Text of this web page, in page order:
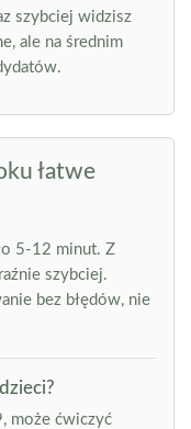
szybciej widzisz
ale na średnim
łatwe
5-12 minut. Z
szybciej.
bez błędów, nie
może ćwiczyć